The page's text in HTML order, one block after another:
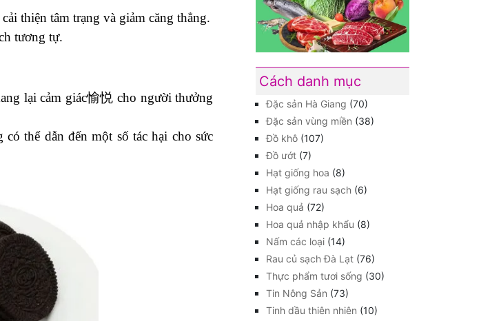
thiện tâm trạng và giảm căng thẳng.
tương tự.
lại cảm giác愉悦 cho người thưởng
thể dẫn đến một số tác hại cho sức
Cách danh mục
Đặc sản Hà Giang (70)
Đặc sản vùng miền (38)
Đồ khô (107)
Đồ ướt (7)
Hạt giống hoa (8)
Hạt giống rau sạch (6)
Hoa quả (72)
Hoa quả nhập khẩu (8)
Nấm các loại (14)
Rau củ sạch Đà Lạt (76)
Thực phẩm tươi sống (30)
Tin Nông Sản (73)
Tinh dầu thiên nhiên (10)